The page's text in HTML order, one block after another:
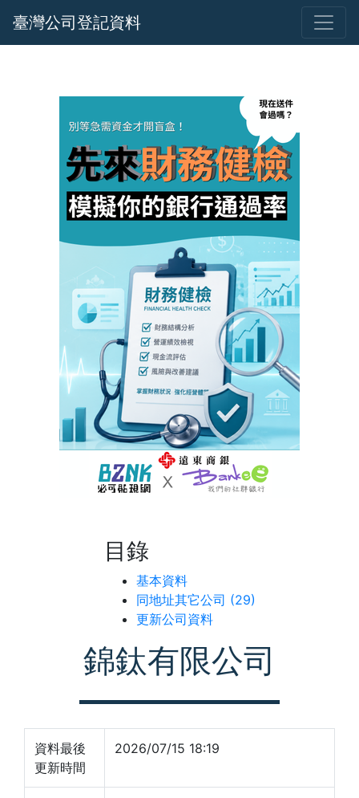
臺灣公司登記資料
目錄
基本資料
同地址其它公司 (29)
更新公司資料
錦鈦有限公司
資料最後
更新時間
2026/07/15 18:19